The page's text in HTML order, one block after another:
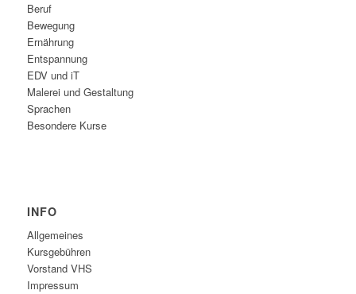
Beruf
Bewegung
Ernährung
Entspannung
EDV und iT
Malerei und Gestaltung
Sprachen
Besondere Kurse
INFO
Allgemeines
Kursgebühren
Vorstand VHS
Impressum